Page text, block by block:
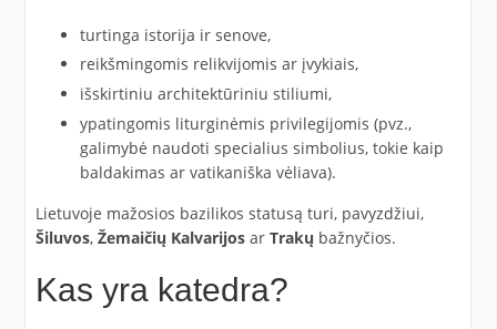
turtinga istorija ir senove,
reikšmingomis relikvijomis ar įvykiais,
išskirtiniu architektūriniu stiliumi,
ypatingomis liturginėmis privilegijomis (pvz.,
galimybė naudoti specialius simbolius, tokie kaip
baldakimas ar vatikaniška vėliava).
Lietuvoje mažosios bazilikos statusą turi, pavyzdžiui,
Šiluvos, Žemaičių Kalvarijosar Trakų bažnyčios.
Kas yra katedra?